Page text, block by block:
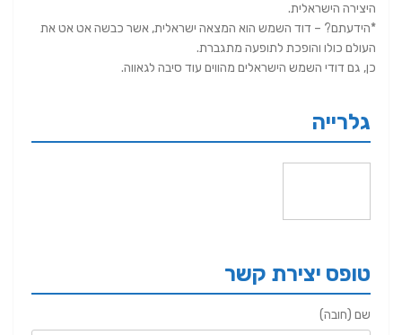
היצירה הישראלית.
*הידעתם? – דוד השמש הוא המצאה ישראלית, אשר כבשה אט אט את
העולם כולו והופכת לתופעה מתגברת.
כן, גם דודי השמש הישראלים מהווים עוד סיבה לגאווה.
גלרייה
טופס יצירת קשר
שם (חובה)